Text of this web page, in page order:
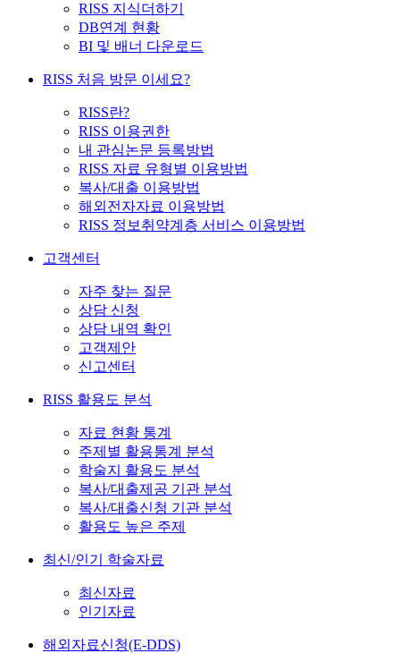
RISS 지식더하기
DB연계 현황
BI 및 배너 다운로드
RISS 처음 방문 이세요?
RISS란?
RISS 이용권한
내 관심논문 등록방법
RISS 자료 유형별 이용방법
복사/대출 이용방법
해외전자자료 이용방법
RISS 정보취약계층 서비스 이용방법
고객센터
자주 찾는 질문
상담 신청
상담 내역 확인
고객제안
신고센터
RISS 활용도 분석
자료 현황 통계
주제별 활용통계 분석
학술지 활용도 분석
복사/대출제공 기관 분석
복사/대출신청 기관 분석
활용도 높은 주제
최신/인기 학술자료
최신자료
인기자료
해외자료신청(E-DDS)